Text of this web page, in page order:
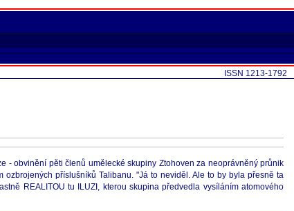
ISSN 1213-1792
- obvinění pěti členů umělecké skupiny Ztohoven za neoprávněný průnik
příslušníků Talibanu. "Já to neviděl. Ale to by byla přesně ta
REALITOU tu ILUZI, kterou skupina předvedla vysíláním atomového